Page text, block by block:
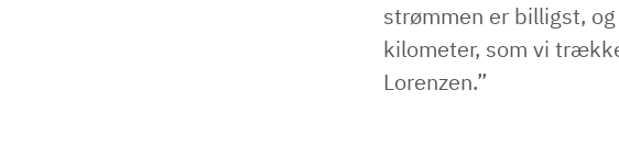
strømmen er billigst,
kilometer, som vi
Lorenzen.”